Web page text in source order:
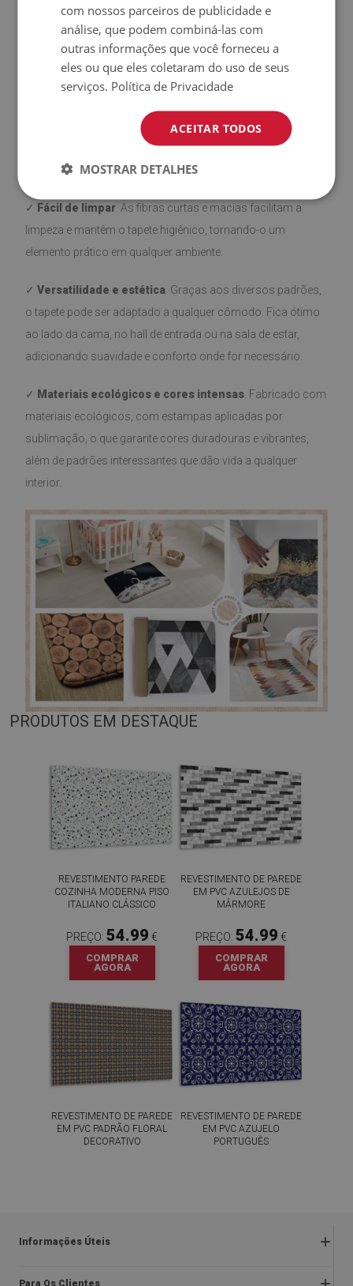
Vantagens dos nossos tapetes
Base antiderrapante
. Os nossos tapetes com camada
antiderrapante são seguros e estáveis em diversos tipos de
coberta com silicone para evitar o deslizamento,
aumentando o conforto no uso. Antes de colocá-lo,
certifique-se de que a superfície esteja lisa, limpa e seca.
✓ Fácil de limpar . As fibras curtas e macias facilitam a
limpeza e mantêm o tapete higiênico, tornando-o um
elemento prático em qualquer ambiente.
✓ Versatilidade e estética . Graças aos diversos padrões,
o tapete pode ser adaptado a qualquer cômodo. Fica ótimo
ao lado da cama, no hall de entrada ou na sala de estar,
adicionando suavidade e conforto onde for necessário.
✓ Materiais ecológicos e cores intensas . Fabricado com
materiais ecológicos, com estampas aplicadas por
sublimação, o que garante cores duradouras e vibrantes,
além de padrões interessantes que dão vida a qualquer
interior.
PRODUTOS EM DESTAQUE
REVESTIMENTO PAREDE
COZINHA MODERNA PISO
ITALIANO CLÁSSICO
PREÇO: 54.99 €
COMPRAR
AGORA
REVESTIMENTO DE PAREDE
EM PVC AZULEJOS DE
MÁRMORE
PREÇO: 54.99 €
COMPRAR
AGORA
REVESTIMENTO DE PAREDE
EM PVC PADRÃO FLORAL
DECORATIVO
REVESTIMENTO DE PAREDE
EM PVC AZUJELO
PORTUGUÊS
Informações Úteis
Devoluções e reclamações
Para Os Clientes
com nossos parceiros de publicidade e
análise, que podem combiná-las com
outras informações que você forneceu a
eles ou que eles coletaram do uso de seus
serviços. Política de Privacidade
ACEITAR TODOS
MOSTRAR DETALHES